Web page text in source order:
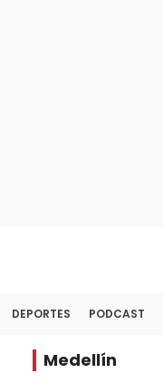
DEPORTES PODCAST
Medellín